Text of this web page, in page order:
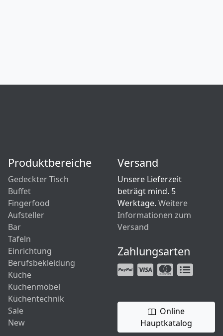
Produktbereiche
Gedeckter Tisch
Buffet
Fingerfood
Aufsteller
Bar
Tafeln
Einrichtung
Berufsbekleidung
Küche
Küchenmöbel
Küchentechnik
Sale
New
Versand
Unsere Lieferzeit
beträgt mind. 5
Werktage. Weitere
Informationen zum
Versand
Zahlungsarten
Online
Hauptkatalog